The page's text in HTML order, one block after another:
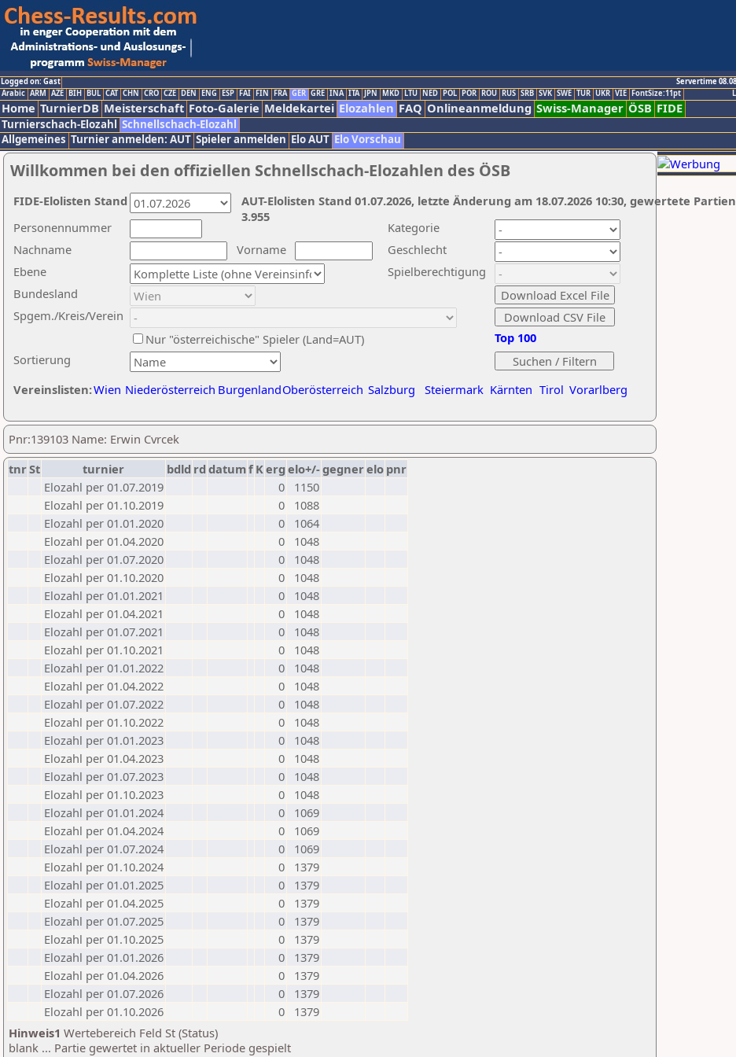
Logged on: Gast
Servertime
Arabic ARM AZE BIH BUL CAT CHN CRO CZE DEN ENG ESP FAI FIN FRA GER GRE INA ITA JPN MKD LTU NED POL POR ROU RUS SRB SVK SWE TUR UKR VIE FontSize:11pt
Home TurnierDB Meisterschaft Foto-Galerie Meldekartei Elozahlen FAQ Onlineanmeldung Swiss-Manager ÖSB FIDE
Turnierschach-Elozahl Schnellschach-Elozahl
Allgemeines Turnier anmelden: AUT Spieler anmelden Elo AUT Elo Vorschau
Willkommen bei den offiziellen Schnellschach-Elozahlen des ÖSB
Nachname
Vorname
Ebene
Kategorie
Sortierung
Personennummer
Bundesland
Spgem./Kreis/Verein
Geschlecht
Nur "österreichische" Spieler (Land=AUT)
Spielberechtigung
Vereinslisten:Wien Niederösterreich BurgenlandOberösterreich Salzburg Steiermark Kärnten Tirol Vorarlberg
Top 100
AUT-Elolisten Stand 01.07.2026, letzte Änderung am 18.07.2026 10:30, gewertete
3.955
FIDE-Elolisten Stand
Pnr:139103 Name: Erwin Cvrcek
tnrSt turnier bdld rd datumf Kerg elo+/-gegnerelo pnr
Elozahl per 01.07.2019
0
1150
Elozahl per 01.10.2019
0
1088
Elozahl per 01.01.2020
0
1064
Elozahl per 01.04.2020
0
1048
Elozahl per 01.07.2020
0
1048
Elozahl per 01.10.2020
0
1048
Elozahl per 01.01.2021
0
1048
Elozahl per 01.04.2021
0
1048
Elozahl per 01.07.2021
0
1048
Elozahl per 01.10.2021
0
1048
Elozahl per 01.01.2022
0
1048
Elozahl per 01.04.2022
0
1048
Elozahl per 01.07.2022
0
1048
Elozahl per 01.10.2022
0
1048
Elozahl per 01.01.2023
0
1048
Elozahl per 01.04.2023
0
1048
Elozahl per 01.07.2023
0
1048
Elozahl per 01.10.2023
0
1048
Elozahl per 01.01.2024
0
1069
Elozahl per 01.04.2024
0
1069
Elozahl per 01.07.2024
0
1069
Elozahl per 01.10.2024
0
1379
Elozahl per 01.01.2025
0
1379
Elozahl per 01.04.2025
0
1379
Elozahl per 01.07.2025
0
1379
Elozahl per 01.10.2025
0
1379
Elozahl per 01.01.2026
0
1379
Elozahl per 01.04.2026
0
1379
Elozahl per 01.07.2026
0
1379
Elozahl per 01.10.2026
0
1379
Hinweis1 Wertebereich Feld St (Status)
blank ... Partie gewertet in aktueller Periode gespielt